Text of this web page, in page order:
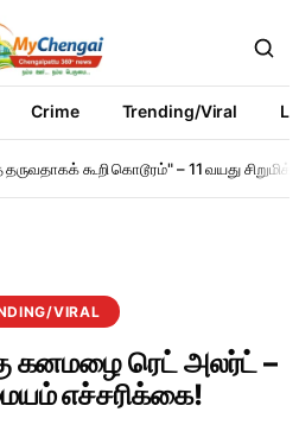
Crime Trending/Viral
தருவதாகக் கூறி கொடூரம்" – 11 வயது
VIRAL
கனமழை ரெட் அலர்ட் –
எச்சரிக்கை!